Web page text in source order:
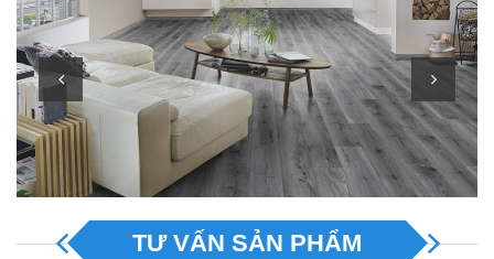
TƯ VẤN SẢN PHẨM